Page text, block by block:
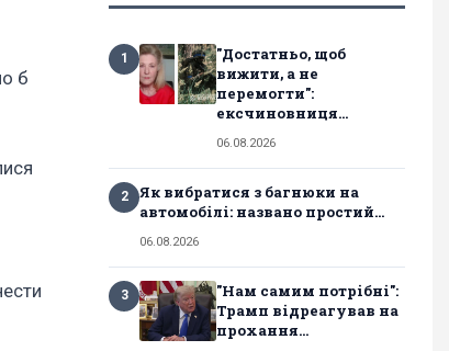
б
1
"Достатньо, щоб
вижити, а не
перемогти":
ексчиновниця...
06.08.2026
2
Як вибратися з багнюки на
автомобілі: названо простий...
06.08.2026
3
"Нам самим потрібні":
Трамп відреагував на
прохання...